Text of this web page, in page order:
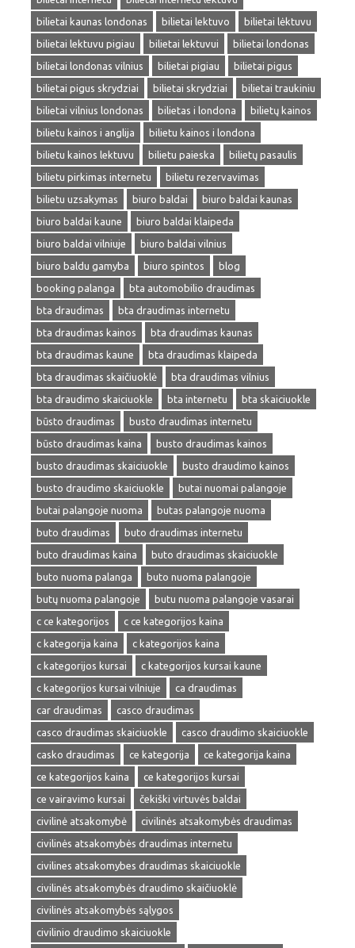
bilietai kaunas londonas
bilietai lektuvo
bilietai lėktuvu
bilietai lektuvu pigiau
bilietai lektuvui
bilietai londonas
bilietai londonas vilnius
bilietai pigiau
bilietai pigus
bilietai pigus skrydziai
bilietai skrydziai
bilietai traukiniu
bilietai vilnius londonas
bilietas i londona
bilietų kainos
bilietu kainos i anglija
bilietu kainos i londona
bilietu kainos lektuvu
bilietu paieska
bilietų pasaulis
bilietu pirkimas internetu
bilietu rezervavimas
bilietu uzsakymas
biuro baldai
biuro baldai kaunas
biuro baldai kaune
biuro baldai klaipeda
biuro baldai vilniuje
biuro baldai vilnius
biuro baldu gamyba
biuro spintos
blog
booking palanga
bta automobilio draudimas
bta draudimas
bta draudimas internetu
bta draudimas kainos
bta draudimas kaunas
bta draudimas kaune
bta draudimas klaipeda
bta draudimas skaičiuoklė
bta draudimas vilnius
bta draudimo skaiciuokle
bta internetu
bta skaiciuokle
būsto draudimas
busto draudimas internetu
būsto draudimas kaina
busto draudimas kainos
busto draudimas skaiciuokle
busto draudimo kainos
busto draudimo skaiciuokle
butai nuomai palangoje
butai palangoje nuoma
butas palangoje nuoma
buto draudimas
buto draudimas internetu
buto draudimas kaina
buto draudimas skaiciuokle
buto nuoma palanga
buto nuoma palangoje
butų nuoma palangoje
butu nuoma palangoje vasarai
c ce kategorijos
c ce kategorijos kaina
c kategorija kaina
c kategorijos kaina
c kategorijos kursai
c kategorijos kursai kaune
c kategorijos kursai vilniuje
ca draudimas
car draudimas
casco draudimas
casco draudimas skaiciuokle
casco draudimo skaiciuokle
casko draudimas
ce kategorija
ce kategorija kaina
ce kategorijos kaina
ce kategorijos kursai
ce vairavimo kursai
čekiški virtuvės baldai
civilinė atsakomybė
civilinės atsakomybės draudimas
civilinės atsakomybės draudimas internetu
civilines atsakomybes draudimas skaiciuokle
civilinės atsakomybės draudimo skaičiuoklė
civilinės atsakomybės sąlygos
civilinio draudimo skaiciuokle